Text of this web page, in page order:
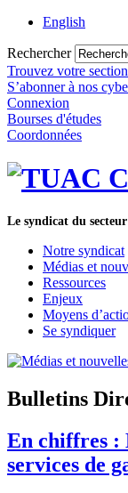
English
Rechercher
Trouvez votre
S’abonner à nos
Connexion
Bourses d'études
Coordonnées
Le syndicat du
Notre syndicat
Médias et
Ressources
Enjeux
Moyens
Se syndiquer
Bulletins
En chiffres :
services de